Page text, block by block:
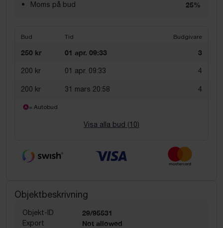
Moms på bud 25%
Bud Tid Budgivare
250 kr 01 apr. 09:33 3
200 kr 01 apr. 09:33 4
200 kr 31 mars 20:58 4
= Autobud
Visa alla bud (10)
Objektbeskrivning
Objekt-ID 29/95531
Export Not allowed